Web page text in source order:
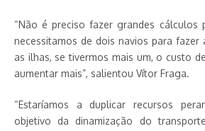
“Não é preciso fazer grandes cálculos
necessitamos de dois navios para
as ilhas, se tivermos mais um, o custo
aumentar mais”, salientou Vítor Fraga.
“Estaríamos a duplicar recursos
objetivo da dinamização do